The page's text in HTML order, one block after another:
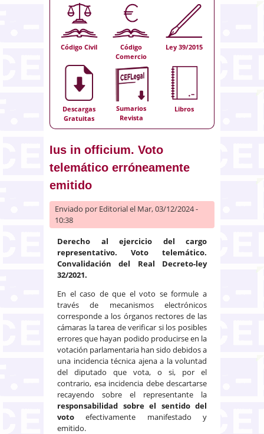
Código Civil
Código
Comercio
Ley 39/2015
Descargas
Gratuitas
Sumarios
Revista
Libros
Ius in officium. Voto
telemático erróneamente
emitido
Enviado por Editorialel Mar, 03/12/2024 -
10:38
Derecho al ejercicio del cargo
representativo. Voto telemático.
Convalidación del Real Decreto-ley
32/2021.
En el caso de que el voto se formule a
través de mecanismos electrónicos
corresponde a los órganos rectores de las
cámaras la tarea de verificar si los posibles
errores que hayan podido producirse en la
votación parlamentaria han sido debidos a
una incidencia técnica ajena a la voluntad
del diputado que vota, o si, por el
contrario, esa incidencia debe descartarse
recayendo sobre el representante la
responsabilidad sobre el sentido del
voto efectivamente manifestado y
emitido.